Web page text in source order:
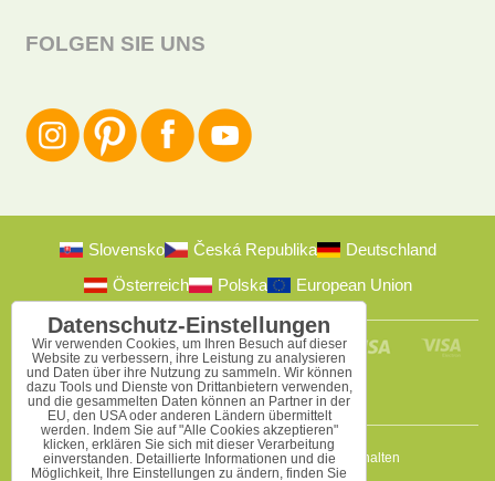
FOLGEN SIE UNS
Slovensko Česká Republika
Deutschland
Österreich
Polska European Union
2009-2026 © Bomba s.r.o.Alle Rechte vorbehalten
Datenschutz-Einstellungen
Wir verwenden Cookies, um Ihren Besuch auf dieser
Website zu verbessern, ihre Leistung zu analysieren
und Daten über ihre Nutzung zu sammeln. Wir können
dazu Tools und Dienste von Drittanbietern verwenden,
und die gesammelten Daten können an Partner in der
EU, den USA oder anderen Ländern übermittelt
werden. Indem Sie auf "Alle Cookies akzeptieren"
klicken, erklären Sie sich mit dieser Verarbeitung
einverstanden. Detaillierte Informationen und die
Möglichkeit, Ihre Einstellungen zu ändern, finden Sie